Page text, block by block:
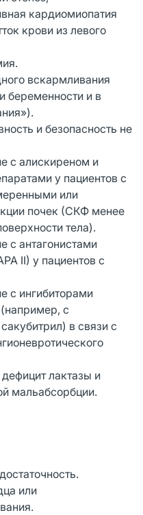
кардиомиопатия
крови из левого
вскармливания
беременности и в
и безопасность не
с алискиреном и
у пациентов с
или
почек (СКФ менее
тела).
с антагонистами
II) у пациентов с
с ингибиторами
с
в связи с
лактазы и
мальабсорбции.
или